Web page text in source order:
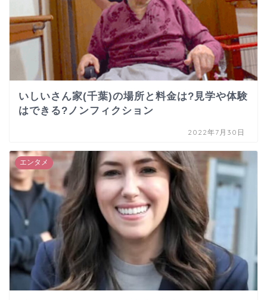
いしいさん家(千葉)の場所と料金は?見学や体験
はできる?ノンフィクション
2022年7月30日
エンタメ